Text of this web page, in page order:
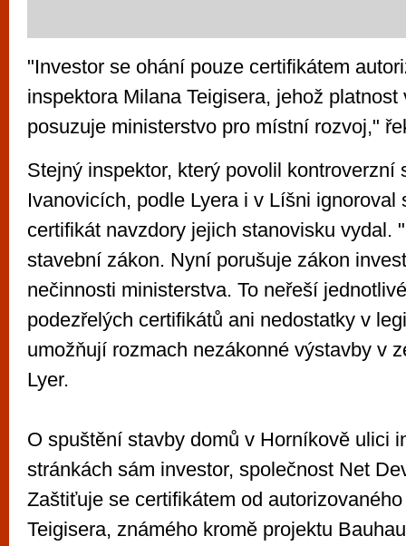
"Investor se ohání pouze certifikátem
inspektora Milana Teigisera, jehož
posuzuje ministerstvo pro místní rozvoj,"
Stejný inspektor, který povolil kontroverzní
Ivanovicích, podle Lyera i v Líšni ignoroval
certifikát navzdory jejich stanovisku vydal.
stavební zákon. Nyní porušuje zákon
nečinnosti ministerstva. To neřeší
podezřelých certifikátů ani nedostatky v
umožňují rozmach nezákonné výstavby v
Lyer.
O spuštění stavby domů v Horníkově ulici
stránkách sám investor, společnost Net
Zaštiťuje se certifikátem od
Teigisera, známého kromě projektu